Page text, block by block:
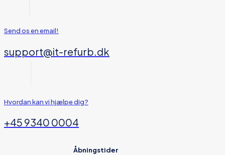
Send os en email!
support@it-refurb.dk
Hvordan kan vi hjælpe dig?
+45 9340 0004
Åbningstider